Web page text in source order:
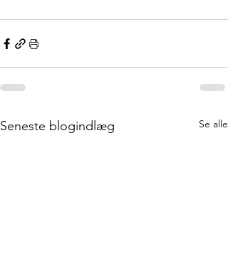
Seneste blogindlæg Se alle